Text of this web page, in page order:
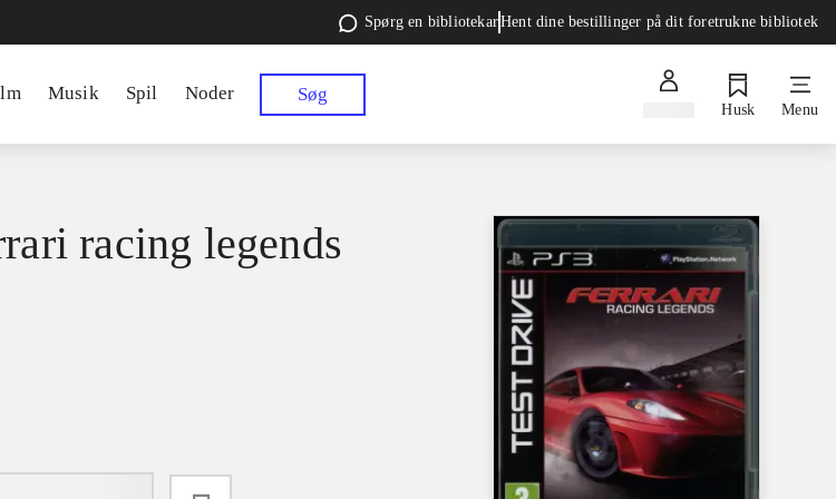
Spørg en bibliotekarHent dine bestillinger på dit foretrukne bibliotek
Musik Spil Noder Søg
Husk Menu
racing legends